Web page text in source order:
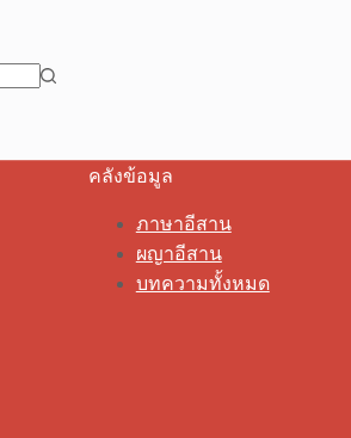
คลังข้อมูล
ภาษาอีสาน
ผญาอีสาน
บทความทั้งหมด